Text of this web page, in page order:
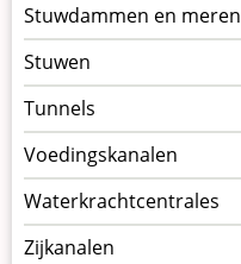
Stuwdammen en meren
Stuwen
Tunnels
Voedingskanalen
Waterkrachtcentrales
Zijkanalen